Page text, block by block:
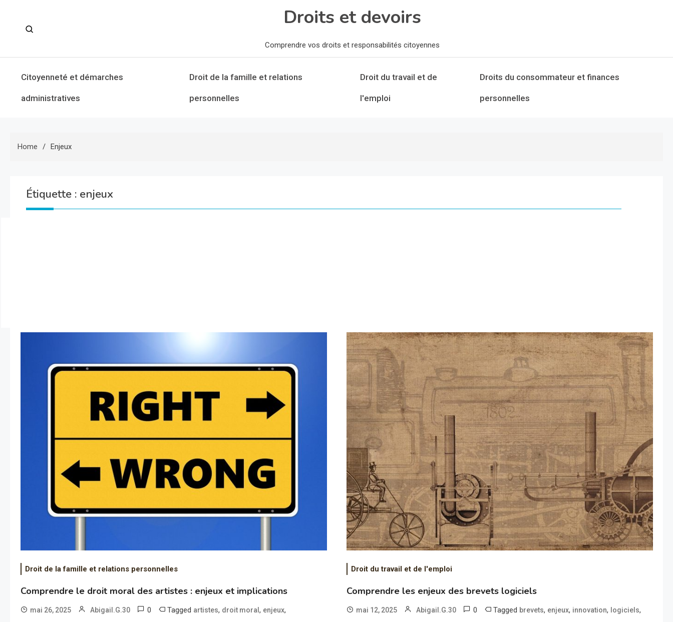
Droits et devoirs
Comprendre vos droits et responsabilités citoyennes
Citoyenneté et démarches
administratives
Droit de la famille et relations
personnelles
Droit du travail et de
l'emploi
Droits du consommateur et finances
personnelles
Home Enjeux
Étiquette : enjeux
Droit de la famille et relations personnelles
Comprendre le droit moral des artistes : enjeux et implications
mai 26, 2025 Abigail.G.30 0 Tagged artistes, droit moral, enjeux,
Droit du travail et de l'emploi
Comprendre les enjeux des brevets logiciels
mai 12, 2025 Abigail.G.30 0 Tagged brevets, enjeux, innovation, logiciels,